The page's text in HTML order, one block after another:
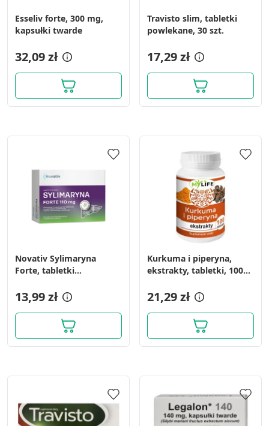
Esseliv forte, 300 mg,
kapsułki twarde
32,09 zł
Travisto slim, tabletki
powlekane, 30 szt.
17,29 zł
Novativ Sylimaryna
Forte, tabletki
13,99 zł
Kurkuma i piperyna,
ekstrakty, tabletki, 100
21,29 zł